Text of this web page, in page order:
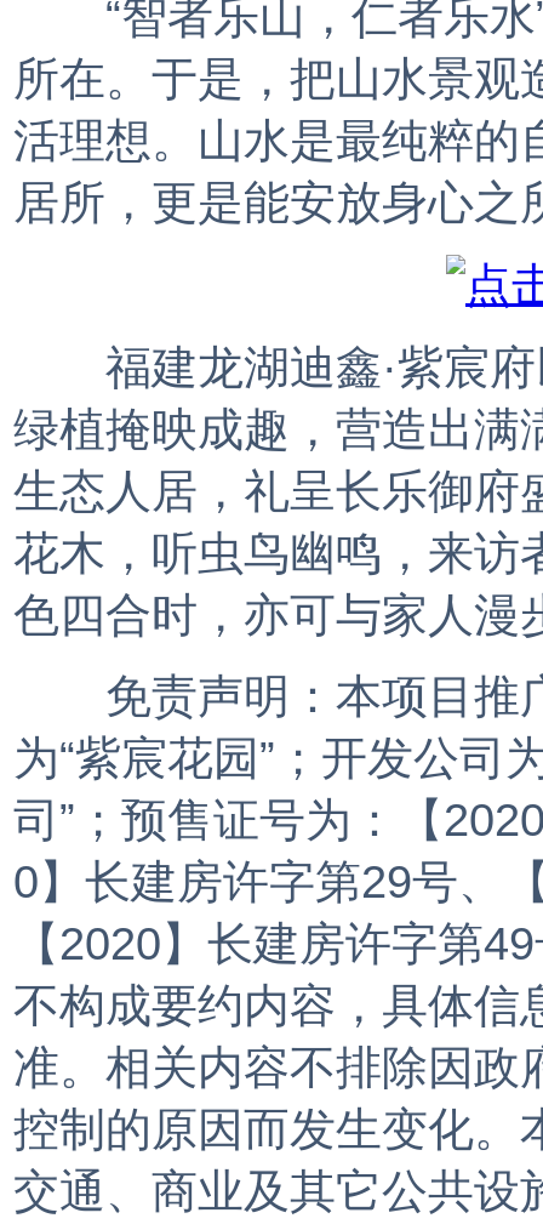
“智者乐山，仁者乐水
所在。于是，把山水景
活理想。山水是最纯粹的
居所，更是能安放身心之
福建龙湖迪鑫·紫宸府
绿植掩映成趣，营造出满
生态人居，礼呈长乐御府
花木，听虫鸟幽鸣，来访
色四合时，亦可与家人漫
免责声明：本项目推广
为“紫宸花园”；开发公司
司”；预售证号为：【
0】长建房许字第29号、
【2020】长建房许字第
不构成要约内容，具体信
准。相关内容不排除因政
控制的原因而发生变化。
交通、商业及其它公共设